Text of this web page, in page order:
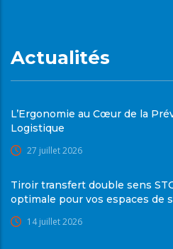
Actualités
L’Ergonomie au Cœur de la
Logistique
27 juillet 2026
Tiroir transfert double sens
optimale pour vos espaces de
14 juillet 2026